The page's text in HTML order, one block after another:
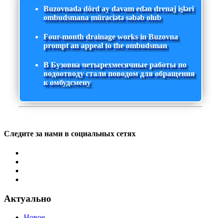
Buzovnada dörd ay davam edən drenaj işləri
ombudsmana müraciətə səbəb olub
Four-month drainage works in Buzovna
prompt an appeal to the ombudsman
В Бузовна четырехмесячные работы по
водоотводу стали поводом для обращения
к омбудсмену
Следите за нами в социальных сетях
Актуально